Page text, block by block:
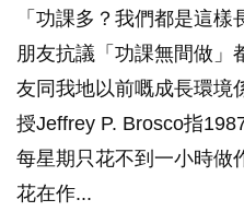
「功課多？我們都是這
朋友抗議「功課無間做」
友同我地以前嘅成長環境
授Jeffrey P. Brosco指
每星期只花不到一小時做
花在作...